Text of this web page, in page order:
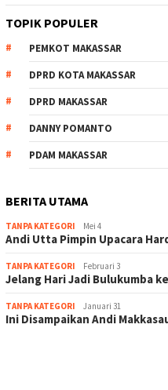
TOPIK POPULER
PEMKOT MAKASSAR
DPRD KOTA MAKASSAR
DPRD MAKASSAR
DANNY POMANTO
PDAM MAKASSAR
BERITA UTAMA
TANPA KATEGORI Mei 4
Andi Utta Pimpin Upacara
TANPA KATEGORI Februari 3
Jelang Hari Jadi Bulukumba
TANPA KATEGORI Januari 31
Ini Disampaikan Andi